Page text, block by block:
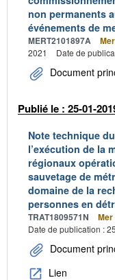
non permanents
événements de
MERT2101897A Mer
2021
Date de
Document
Publié le : 25-01-
Note technique
l’exécution de la
régionaux
sauvetage de
domaine de la
personnes en
TRAT1809571N Mer
Date de publication :
Document
Lien